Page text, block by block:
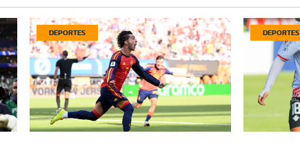
DEPORTES DEPORTES